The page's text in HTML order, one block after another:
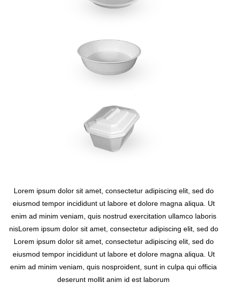
Lorem ipsum dolor sit amet, consectetur adipiscing elit, sed do
eiusmod tempor incididunt ut labore et dolore magna aliqua. Ut
enim ad minim veniam, quis nostrud exercitation ullamco laboris
nisLorem ipsum dolor sit amet, consectetur adipiscing elit, sed do
Lorem ipsum dolor sit amet, consectetur adipiscing elit, sed do
eiusmod tempor incididunt ut labore et dolore magna aliqua. Ut
enim ad minim veniam, quis nosproident, sunt in culpa qui officia
deserunt mollit anim id est laborum